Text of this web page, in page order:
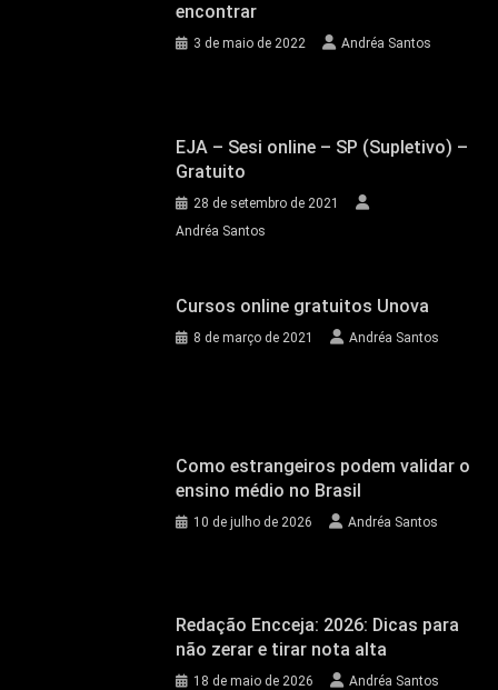
encontrar
3 de maio de 2022 Andréa Santos
EJA – Sesi online – SP (Supletivo) –
Gratuito
28 de setembro de 2021
Andréa Santos
Cursos online gratuitos Unova
8 de março de 2021 Andréa Santos
Como estrangeiros podem validar o
ensino médio no Brasil
10 de julho de 2026 Andréa Santos
Redação Encceja: 2026: Dicas para
não zerar e tirar nota alta
18 de maio de 2026 Andréa Santos